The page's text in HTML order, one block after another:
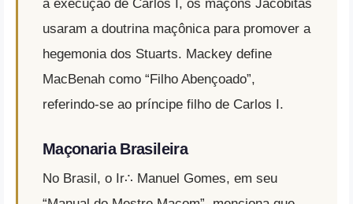
a execução de Carlos I, os maçons Jacobitas
usaram a doutrina maçônica para promover a
hegemonia dos Stuarts. Mackey define
MacBenah como “Filho Abençoado”,
referindo-se ao príncipe filho de Carlos I.
Maçonaria Brasileira
No Brasil, o Ir∴ Manuel Gomes, em seu